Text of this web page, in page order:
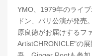
YMO、1979年のライ
ドン、パリ公演が発売
原良徳がお届けするフ
ArtistCHRONICLE"の